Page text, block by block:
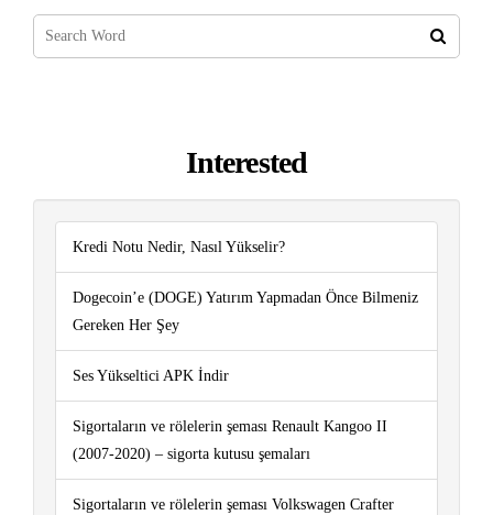
Interested
Kredi Notu Nedir, Nasıl Yükselir?
Dogecoin’e (DOGE) Yatırım Yapmadan Önce Bilmeniz
Gereken Her Şey
Ses Yükseltici APK İndir
Sigortaların ve rölelerin şeması Renault Kangoo II
(2007-2020) – sigorta kutusu şemaları
Sigortaların ve rölelerin şeması Volkswagen Crafter